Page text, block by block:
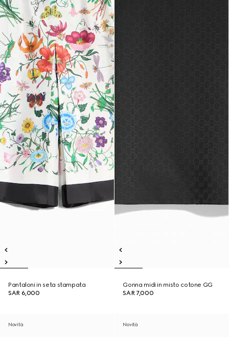
Pantaloni in seta stampata
SAR 6,000
Gonna midi in misto cotone GG
SAR 7,000
Novità Novità